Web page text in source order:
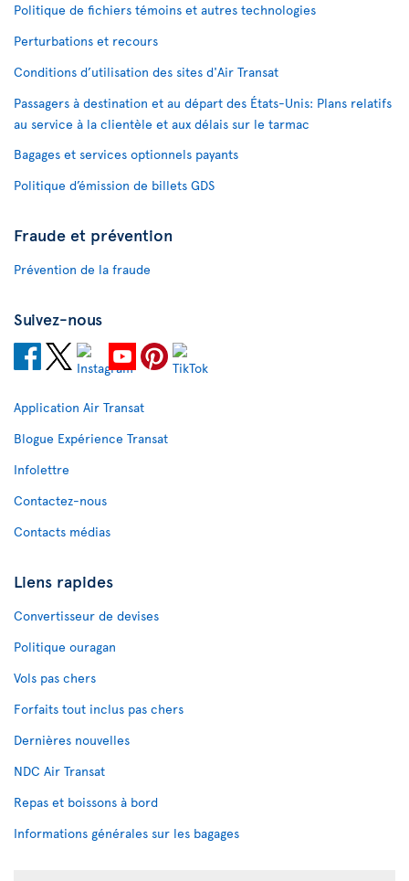
Politique de fichiers témoins et autres technologies
Perturbations et recours
Conditions d’utilisation des sites d'Air Transat
Passagers à destination et au départ des États-Unis: Plans relatifs
au service à la clientèle et aux délais sur le tarmac
Bagages et services optionnels payants
Politique d’émission de billets GDS
Fraude et prévention
Prévention de la fraude
Suivez-nous
Application Air Transat
Blogue Expérience Transat
Infolettre
Contactez-nous
Contacts médias
Liens rapides
Convertisseur de devises
Politique ouragan
Vols pas chers
Forfaits tout inclus pas chers
Dernières nouvelles
NDC Air Transat
Repas et boissons à bord
Informations générales sur les bagages